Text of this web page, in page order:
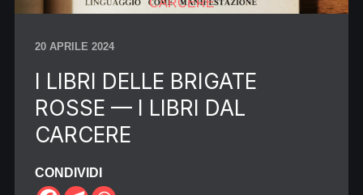
20 APRILE 2024
I LIBRI DELLE BRIGATE
ROSSE — I LIBRI DAL
CARCERE
CONDIVIDI